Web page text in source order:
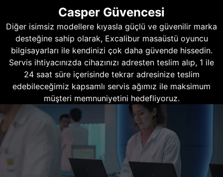
Casper Güvencesi
Diğer isimsiz modellere kıyasla güçlü ve güvenilir marka
desteğine sahip olarak, Excalibur masaüstü oyuncu
bilgisayarları ile kendinizi çok daha güvende hissedin.
Servis ihtiyacınızda cihazınızı adresten teslim alıp, 1 ile
24 saat süre içerisinde tekrar adresinize teslim
edebileceğimiz kapsamlı servis ağımız ile maksimum
müşteri memnuniyetini hedefliyoruz.